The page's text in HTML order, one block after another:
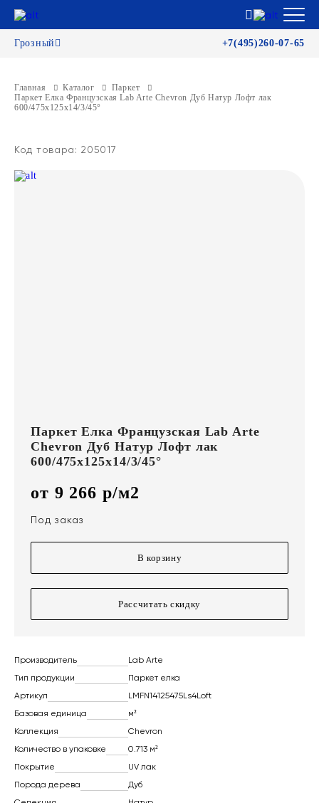
Грозный +7(495)260-07-65
Главная Каталог
Паркет
Паркет Елка Французская Lab Arte Chevron Дуб Натур Лофт лак
600/475х125х14/3/45°
Код товара: 205017
Паркет Елка Французская Lab Arte
Chevron Дуб Натур Лофт лак
600/475х125х14/3/45°
от 9 266 р/м2
Под заказ
В корзину
Рассчитать скидку
Производитель
Lab Arte
Тип продукции
Паркет елка
Артикул
LMFN14125475Ls4Loft
Базовая единица
м²
Коллекция
Chevron
Количество в упаковке
0.713 м²
Покрытие
UV лак
Порода дерева
Дуб